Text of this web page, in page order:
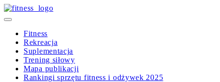
Skip
to
Primary
Fitness
Rekreacja
Suplementacja
Trening siłowy
Mapa publikacji
Rankingi sprzętu fitness i odżywek 2025